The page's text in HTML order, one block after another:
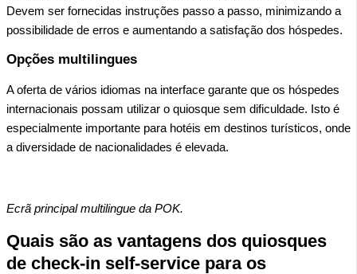
Devem ser fornecidas instruções passo a passo, minimizando a
possibilidade de erros e aumentando a satisfação dos hóspedes.
Opções multilingues
A oferta de vários idiomas na interface garante que os hóspedes
internacionais possam utilizar o quiosque sem dificuldade. Isto é
especialmente importante para hotéis em destinos turísticos, onde
a diversidade de nacionalidades é elevada.
Ecrã principal multilingue da POK.
Quais são as vantagens dos quiosques
de check-in self-service para os